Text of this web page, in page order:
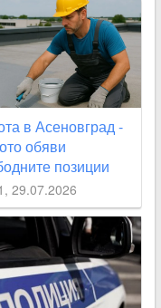
в Асеновград -
обяви
позиции
29.07.2026